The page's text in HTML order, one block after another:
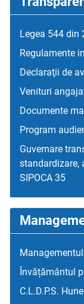
Legea 544 din
Regulamente
Declaraţii de
Venituri
Documente
Program
Guvernare
standardizare,
SIPOCA 35
Învățământul
C.L.D.P.S.